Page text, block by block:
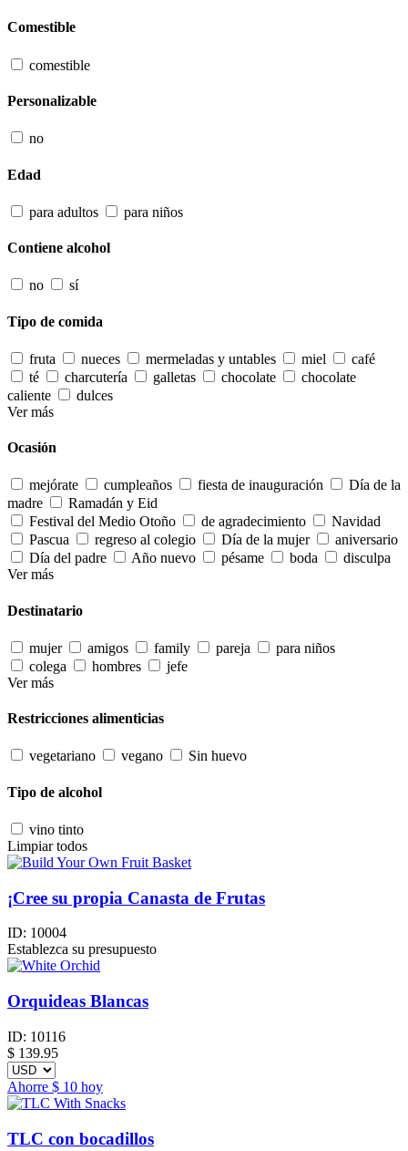
Comestible
comestible
Personalizable
no
Edad
para adultos para niños
Contiene alcohol
no sí
Tipo de comida
fruta nueces mermeladas y untables miel
café
té
charcutería galletas chocolate
chocolate
caliente
dulces
Ver más
Ocasión
mejórate cumpleaños fiesta de inauguración
Día de la
madre
Ramadán y Eid
Festival del Medio Otoño
de agradecimiento
Navidad
Pascua
regreso al colegio Día de la mujer
aniversario
Día del padre
Año nuevo pésame boda
disculpa
Ver más
Destinatario
mujer amigos family pareja
para niños
colega
hombres
jefe
Ver más
Restricciones alimenticias
vegetariano vegano Sin huevo
Tipo de alcohol
vino tinto
Limpiar todos
¡Cree su propia Canasta de Frutas
ID: 10004
Establezca su presupuesto
Orquideas Blancas
ID: 10116
$ 139.95
Ahorre $ 10 hoy
TLC con bocadillos